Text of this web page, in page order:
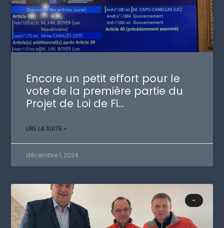
Encore un petit effort pour le
vote de la première partie du
Projet de Loi de Fi…
LIRE LA SUITE »
décembre 1, 2024
-